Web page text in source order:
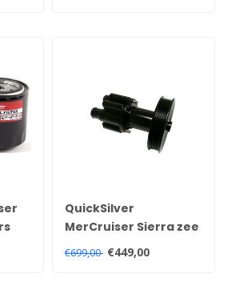
QuickSilver
MerCruiser Sierra zee
waterpomp 46-
€699,00 €449,00